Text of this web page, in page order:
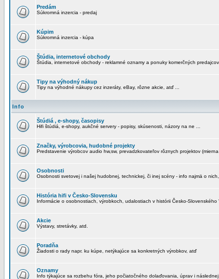
Predám
Súkromná inzercia - predaj
Kúpim
Súkromná inzercia - kúpa
Štúdia, internetové obchody
Štúdia, internetové obchody - reklamné oznamy a ponuky komerčných predajcov
Tipy na výhodný nákup
Tipy na výhodné nákupy cez inzeráty, eBay, rôzne akcie, atď ...
Info
Štúdiá , e-shopy, časopisy
Hifi štúdiá, e-shopy, aukčné servery - popisy, skúsenosti, názory na ne ...
Značky, výrobcovia, hudobné projekty
Predstavenie výrobcov audio hw,sw, prevadzkovateľov rôznych projektov
Osobnosti
Osobnosti svetovej i našej hudobnej, technickej, či inej scény - info najmä o
História hifi v Česko-Slovensku
Informácie o osobnostiach, výrobkoch, udalostiach v histórii Česko-Slovenského
Akcie
Výstavy, stretávky, atd.
Poradňa
Žiadosti o rady napr. ku kúpe, netýkajúce sa konkretných výrobkov, atď
Oznamy
Info týkajúce sa rozbehu fóra, jeho počiatočného dolaďovania, úprav i